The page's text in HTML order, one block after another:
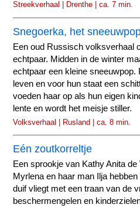
Streekverhaal | Drenthe | ca. 7 min.
Snegoerka, het
Een oud Russisch volksverhaal
echtpaar. Midden in de winter
echtpaar een kleine sneeuwpop.
leven en voor hun staat een
voeden haar op als hun eigen
lente en wordt het meisje stiller.
Volksverhaal | Rusland | ca. 8 min.
Eén zoutkorreltje
Een sprookje van Kathy Anita de
Myrlena en haar man Ilja
duif vliegt met een traan van de
beschermengelen en